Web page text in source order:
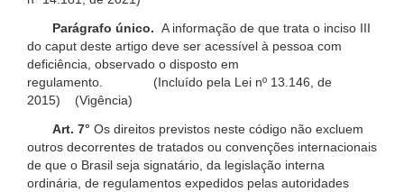
Parágrafo único. A informação de que trata o inciso III
do caput deste artigo deve ser acessível à pessoa com
deficiência, observado o disposto em
regulamento. (Incluído pela Lei nº 13.146, de
2015) (Vigência)
Art. 7° Os direitos previstos neste código não excluem
outros decorrentes de tratados ou convenções internacionais
de que o Brasil seja signatário, da legislação interna
ordinária, de regulamentos expedidos pelas autoridades